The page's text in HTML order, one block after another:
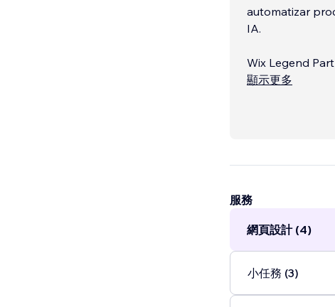
automatizar
IA.
Wix Legend
顯示更多
服務
網頁設計 (4)
小任務 (3)